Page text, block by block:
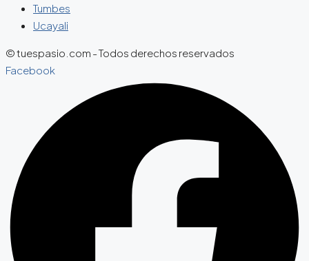
Tumbes
Ucayali
© tuespasio.com - Todos derechos reservados
Facebook